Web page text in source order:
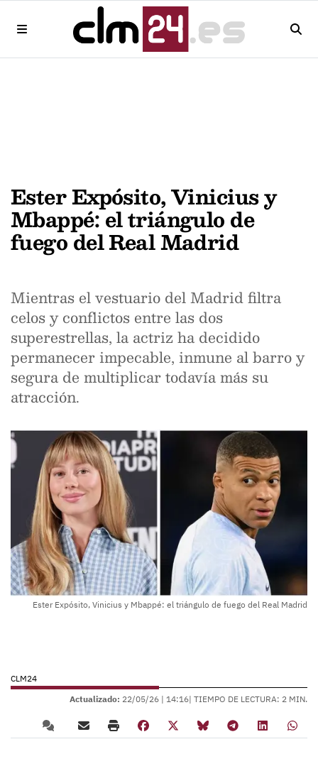
Ester Expósito, Vinicius y
Mbappé: el triángulo de
fuego del Real Madrid
Mientras el vestuario del Madrid filtra
celos y conflictos entre las dos
superestrellas, la actriz ha decidido
permanecer impecable, inmune al barro y
segura de multiplicar todavía más su
atracción.
Ester Expósito, Vinicius y Mbappé: el triángulo de fuego del Real Madrid
CLM24
Actualizado: 22/05/26 | 14:16| TIEMPO DE LECTURA: 2 MIN.